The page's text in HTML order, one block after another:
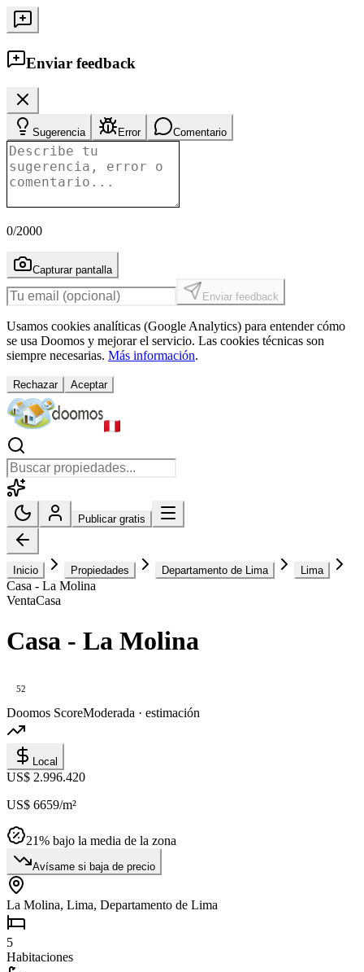
Enviar feedback
Sugerencia Error Comentario
0/2000
Capturar pantalla
Enviar feedback
Usamos cookies analíticas (Google Analytics) para entender cómo
se usa Doomos y mejorar el servicio. Las cookies técnicas son
siempre necesarias. Más información.
Rechazar Aceptar
Publicar gratis
Inicio Propiedades Departamento de Lima Lima
Casa - La Molina
VentaCasa
Casa - La Molina
52
Doomos ScoreModerada · estimación
Local
US$ 2.996.420
US$ 6659/m²
21% bajo la media de la zona
Avísame si baja de precio
La Molina, Lima, Departamento de Lima
5
Habitaciones